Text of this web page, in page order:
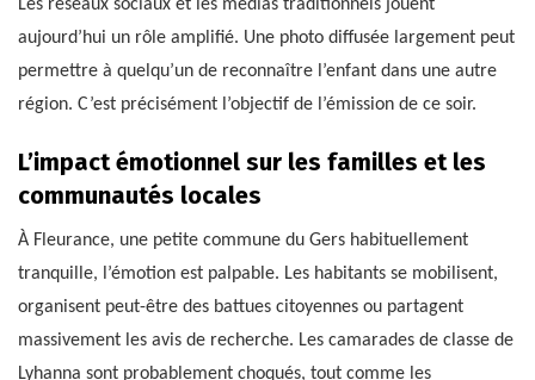
Les réseaux sociaux et les médias traditionnels jouent
aujourd’hui un rôle amplifié. Une photo diffusée largement peut
permettre à quelqu’un de reconnaître l’enfant dans une autre
région. C’est précisément l’objectif de l’émission de ce soir.
L’impact émotionnel sur les familles et les
communautés locales
À Fleurance, une petite commune du Gers habituellement
tranquille, l’émotion est palpable. Les habitants se mobilisent,
organisent peut-être des battues citoyennes ou partagent
massivement les avis de recherche. Les camarades de classe de
Lyhanna sont probablement choqués, tout comme les